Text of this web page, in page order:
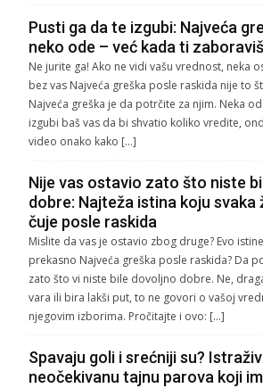
Pusti ga da te izgubi: Najveća
neko ode – već kada ti
Ne jurite ga! Ako ne vidi vašu vrednost, neka
bez vas Najveća greška posle raskida nije to
Najveća greška je da potrčite za njim. Neka
izgubi baš vas da bi shvatio koliko vredite,
video onako kako […]
Nije vas ostavio zato što niste
dobre: Najteža istina koju svaka
čuje posle raskida
Mislite da vas je ostavio zbog druge? Evo
prekasno Najveća greška posle raskida? Da
zato što vi niste bile dovoljno dobre. Ne,
vara ili bira lakši put, to ne govori o vašoj
njegovim izborima. Pročitajte i ovo: […]
Spavaju goli i srećniji su?
neočekivanu tajnu parova koji